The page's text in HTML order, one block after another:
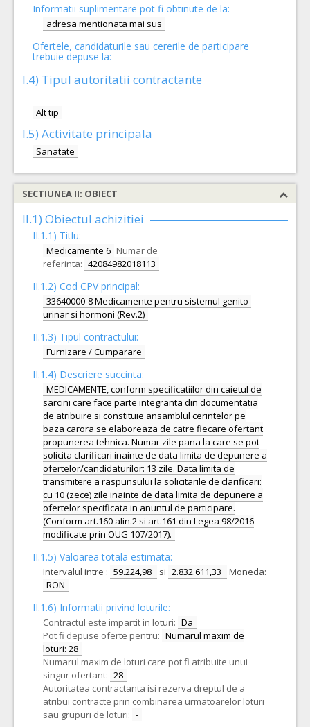
Informatii suplimentare pot fi obtinute de la:
adresa mentionata mai sus
Ofertele, candidaturile sau cererile de participare
trebuie depuse la:
I.4) Tipul autoritatii contractante
Alt tip
I.5) Activitate principala
Sanatate
SECTIUNEA II: OBIECT
II.1) Obiectul achizitiei
II.1.1) Titlu:
Medicamente 6 Numar de
referinta: 42084982018113
II.1.2) Cod CPV principal:
33640000-8 Medicamente pentru sistemul genito-
urinar si hormoni (Rev.2)
II.1.3) Tipul contractului:
Furnizare / Cumparare
II.1.4) Descriere succinta:
MEDICAMENTE, conform specificatiilor din caietul de
sarcini care face parte integranta din documentatia
de atribuire si constituie ansamblul cerintelor pe
baza carora se elaboreaza de catre fiecare ofertant
propunerea tehnica. Numar zile pana la care se pot
solicita clarificari inainte de data limita de depunere a
ofertelor/candidaturilor: 13 zile. Data limita de
transmitere a raspunsului la solicitarile de clarificari:
cu 10 (zece) zile inainte de data limita de depunere a
ofertelor specificata in anuntul de participare.
(Conform art.160 alin.2 si art.161 din Legea 98/2016
modificate prin OUG 107/2017).
II.1.5) Valoarea totala estimata:
Intervalul intre : 59.224,98 si 2.832.611,33
Moneda:
RON
II.1.6) Informatii privind loturile:
Contractul este impartit in loturi: Da
Pot fi depuse oferte pentru: Numarul maxim de
loturi: 28
Numarul maxim de loturi care pot fi atribuite unui
singur ofertant: 28
Autoritatea contractanta isi rezerva dreptul de a
atribui contracte prin combinarea urmatoarelor loturi
sau grupuri de loturi: -